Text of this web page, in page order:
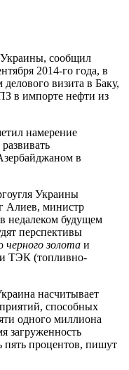
сообщил
2014-го года, в
визита в Баку,
в импорте нефти из
намерение
в
Украины
Алиев, министр
недалеком будущем
перспективы
черного золота и
ТЭК (топливно-
насчитывает
способных
одного миллиона
загруженность
пять процентов, пишут